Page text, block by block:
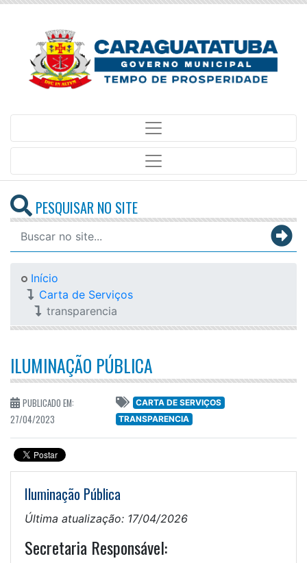
PESQUISAR NO SITE
Início
Carta de Serviços
transparencia
ILUMINAÇÃO PÚBLICA
PUBLICADO EM:
27/04/2023
CARTA DE SERVIÇOS
TRANSPARENCIA
Iluminação Pública
Última atualização: 17/04/2026
Secretaria Responsável: